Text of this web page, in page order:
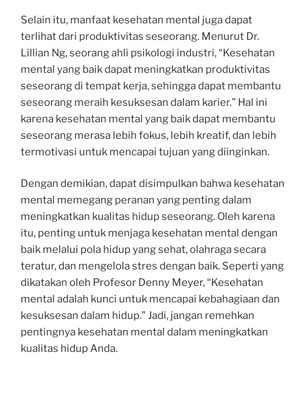
Selain itu, manfaat kesehatan mental juga dapat
terlihat dari produktivitas seseorang. Menurut Dr.
Lillian Ng, seorang ahli psikologi industri, “Kesehatan
mental yang baik dapat meningkatkan produktivitas
seseorang di tempat kerja, sehingga dapat membantu
seseorang meraih kesuksesan dalam karier.” Hal ini
karena kesehatan mental yang baik dapat membantu
seseorang merasa lebih fokus, lebih kreatif, dan lebih
termotivasi untuk mencapai tujuan yang diinginkan.
Dengan demikian, dapat disimpulkan bahwa kesehatan
mental memegang peranan yang penting dalam
meningkatkan kualitas hidup seseorang. Oleh karena
itu, penting untuk menjaga kesehatan mental dengan
baik melalui pola hidup yang sehat, olahraga secara
teratur, dan mengelola stres dengan baik. Seperti yang
dikatakan oleh Profesor Denny Meyer, “Kesehatan
mental adalah kunci untuk mencapai kebahagiaan dan
kesuksesan dalam hidup.” Jadi, jangan remehkan
pentingnya kesehatan mental dalam meningkatkan
kualitas hidup Anda.